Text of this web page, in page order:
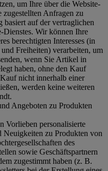
um Ihre über die Website-
zugestellten Anfragen zu
basiert auf der vertraglichen
Dienstes. Wir können Ihre
berechtigten Interesses (in
Freiheiten) verarbeiten, um
wenn Sie Artikel in
haben, ohne den Kauf
nicht innerhalb einer
werden keine weiteren
Angeboten zu Produkten
Vorlieben personalisierte
zu Produkten von
des
sowie Geschäftspartnern
zugestimmt haben (z. B.